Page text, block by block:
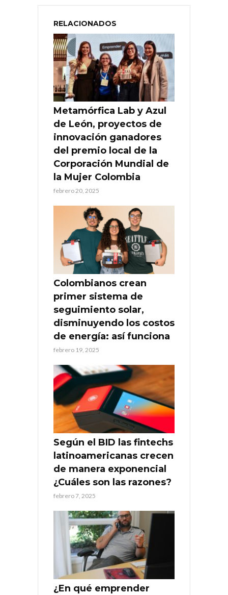
RELACIONADOS
Metamórfica Lab y Azul
de León, proyectos de
innovación ganadores
del premio local de la
Corporación Mundial de
la Mujer Colombia
febrero 20, 2025
Colombianos crean
primer sistema de
seguimiento solar,
disminuyendo los costos
de energía: así funciona
febrero 19, 2025
Según el BID las fintechs
latinoamericanas crecen
de manera exponencial
¿Cuáles son las razones?
febrero 7, 2025
¿En qué emprender